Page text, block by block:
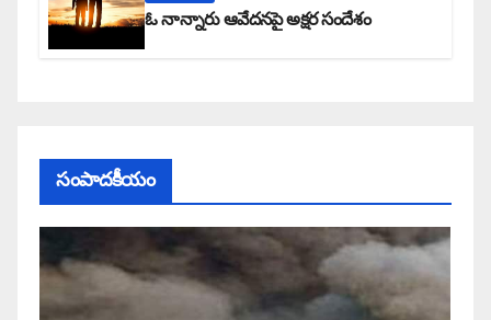
ఓ నాన్నారు ఆవేదనపై అక్షర సందేశం
సంపాదకీయం